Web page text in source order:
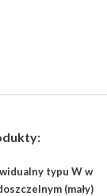
typu W w
(mały)